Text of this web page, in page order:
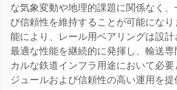
な気象変動や地理的課題に関係なく
び信頼性を維持することが可能にな
能により、レール用ベアリングは設
最適な性能を継続的に発揮し、輸送
カルな鉄道インフラ用途において必
ジュールおよび信頼性の高い運用を提